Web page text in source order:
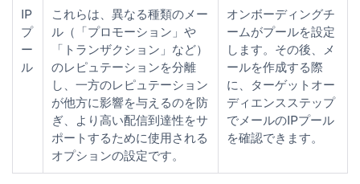
IP
プ
ー
ル
これらは、異なる種類のメー
ル（「プロモーション」や
「トランザクション」など）
のレピュテーションを分離
し、一方のレピュテーション
が他方に影響を与えるのを防
ぎ、より高い配信到達性をサ
ポートするために使用される
オプションの設定です。
オンボーディングチ
ームがプールを設定
します。その後、メ
ールを作成する際
に、 ターゲットオー
ディエンスステップ
でメールのIPプール
を確認できます。